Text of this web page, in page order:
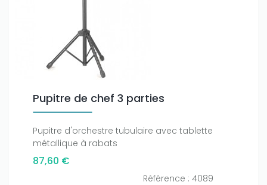
Pupitre de chef 3 parties
Pupitre d'orchestre tubulaire avec tablette
métallique à rabats
87,60 €
Référence : 4089